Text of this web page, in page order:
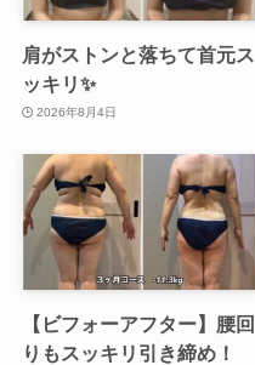
肩がストンと落ちて首元ス
ッキリ✨
2026年8月4日
【ビフォーアフター】腰回
りもスッキリ引き締め！